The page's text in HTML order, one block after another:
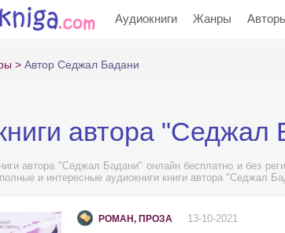
Аудиокниги Жанры
Автор Седжал Бадани
автора "Седжал
автора "Седжал Бадани" онлайн бесплатно и без
и интересные аудиокниги книги автора "Седжал
РОМАН, ПРОЗА 13-10-2021